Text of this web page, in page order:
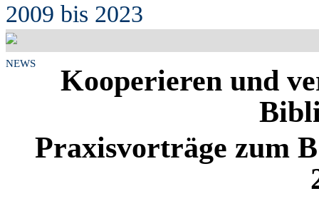
2009 bis 2023
NEWS
Kooperieren und
Praxisvorträge zum